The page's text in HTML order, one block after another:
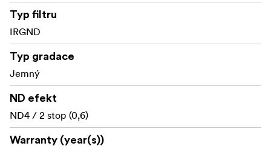
u vyššího času expozice.
Odolný proti poškrábání
Jednoduché čištění
Filtr má tloušťku 4 mm
Balení obsahuje koženkové pouzdro pro ukládání a
Typ filtru
IRGND
Typ gradace
Jemný
ND efekt
ND4 / 2 stop (0,6)
Warranty (year(s))